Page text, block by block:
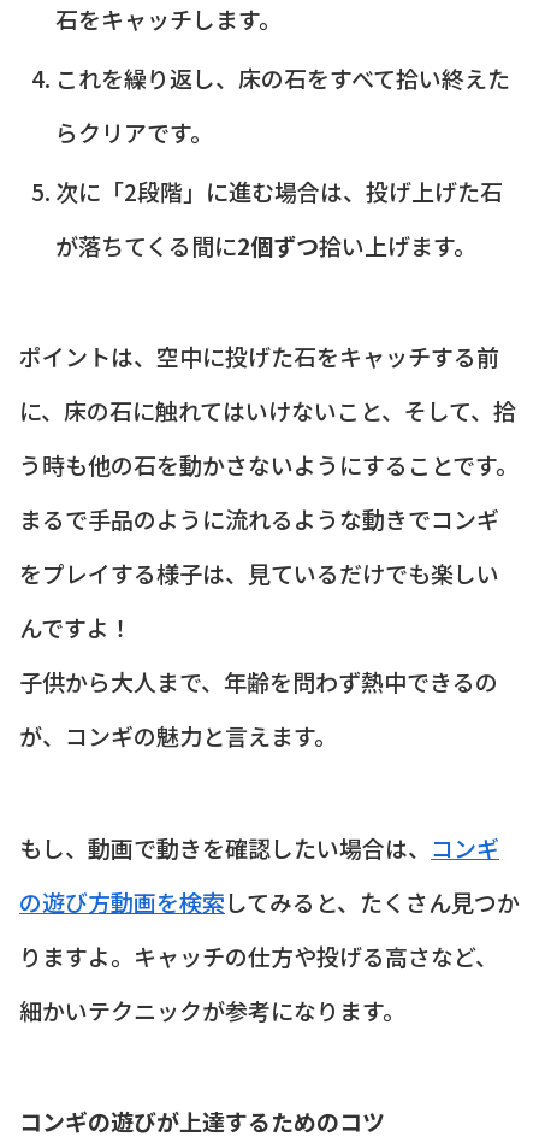
石をキャッチします。
これを繰り返し、床の石をすべて拾い終えた
らクリアです。
次に「2段階」に進む場合は、投げ上げた石
が落ちてくる間に2個ずつ拾い上げます。
ポイントは、空中に投げた石をキャッチする前
に、床の石に触れてはいけないこと、そして、拾
う時も他の石を動かさないようにすることです。
まるで手品のように流れるような動きでコンギ
をプレイする様子は、見ているだけでも楽しい
んですよ！
子供から大人まで、年齢を問わず熱中できるの
が、コンギの魅力と言えます。
もし、動画で動きを確認したい場合は、 コンギ
の遊び方動画を検索してみると、たくさん見つか
りますよ。キャッチの仕方や投げる高さなど、
細かいテクニックが参考になります。
コンギの遊びが上達するためのコツ